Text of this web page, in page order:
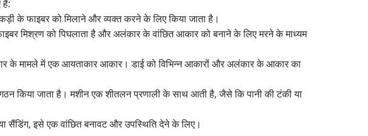
हैं:
के फाइबर को मिलाने और व्यक्त करने के लिए किया जाता है।
मिश्रण को पिघलाता है और अलंकार के वांछित आकार को बनाने के लिए मरने के माध्यम
के मामले में एक आयताकार आकार। डाई को विभिन्न आकारों और अलंकार के आकार का
किया जाता है। मशीन एक शीतलन प्रणाली के साथ आती है, जैसे कि पानी की टंकी या
सैंडिंग, इसे एक वांछित बनावट और उपस्थिति देने के लिए।